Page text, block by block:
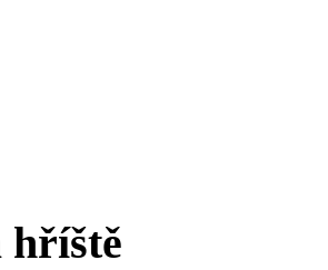
hříště